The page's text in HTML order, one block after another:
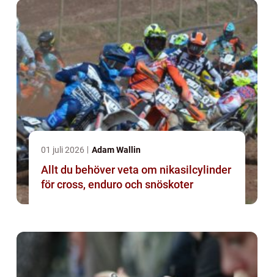
01 juli 2026 Adam Wallin
Allt du behöver veta om nikasilcylinder
för cross, enduro och snöskoter